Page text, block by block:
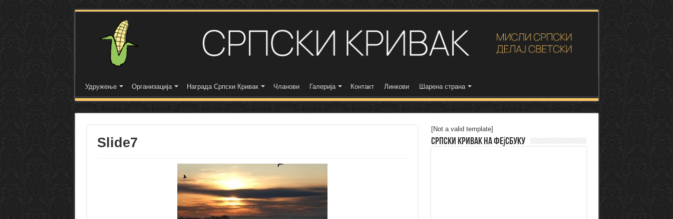
Удружење Организација Награда Српски Кривак Чланови Галерија Контакт Линкови Шарена страна
Slide7
[Not a valid template]
Српски Кривак на Фејсбуку